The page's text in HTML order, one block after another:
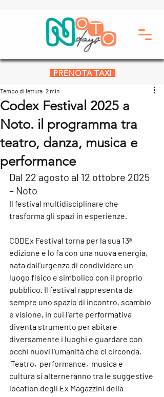
PRENOTA TAXI
Codex Festival 2025 a
Noto. il programma tra
teatro, danza, musica e
performance
Tempo di lettura: 2 min
Dal 22 agosto al 12 ottobre 2025
– Noto
Il festival multidisciplinare che
trasforma gli spazi in esperienze.
CODEx Festival torna per la sua 13ª
edizione e lo fa con una nuova energia,
nata dall’urgenza di condividere un
luogo fisico e simbolico con il proprio
pubblico. Il festival rappresenta da
sempre uno spazio di incontro, scambio
e visione, in cui l’arte performativa
diventa strumento per abitare
diversamente i luoghi e guardare con
occhi nuovi l’umanità che ci circonda.
Teatro, performance, musica e
cultura si alterneranno tra le suggestive
location degli Ex Magazzini della